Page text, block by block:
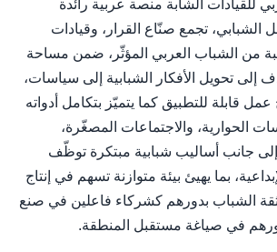
للقيادات الشابة منصة عربية رائدة
تجمع صنّاع القرار، وقيادات
من الشباب العربي المؤثّر، ضمن مساحة
إلى تحويل الأفكار الشبابية إلى سياسات،
قابلة للتطبيق كما يتميّز بتكامل أدواته
الحوارية، والاجتماعات المصغّرة،
إلى جانب أساليب شبابية مبتكرة توظّف
بما يهيئ بيئة متوازنة تسهم في إنتاج
الشباب بدورهم كشركاء فاعلين في صنع
في صياغة مستقبل المنطقة.